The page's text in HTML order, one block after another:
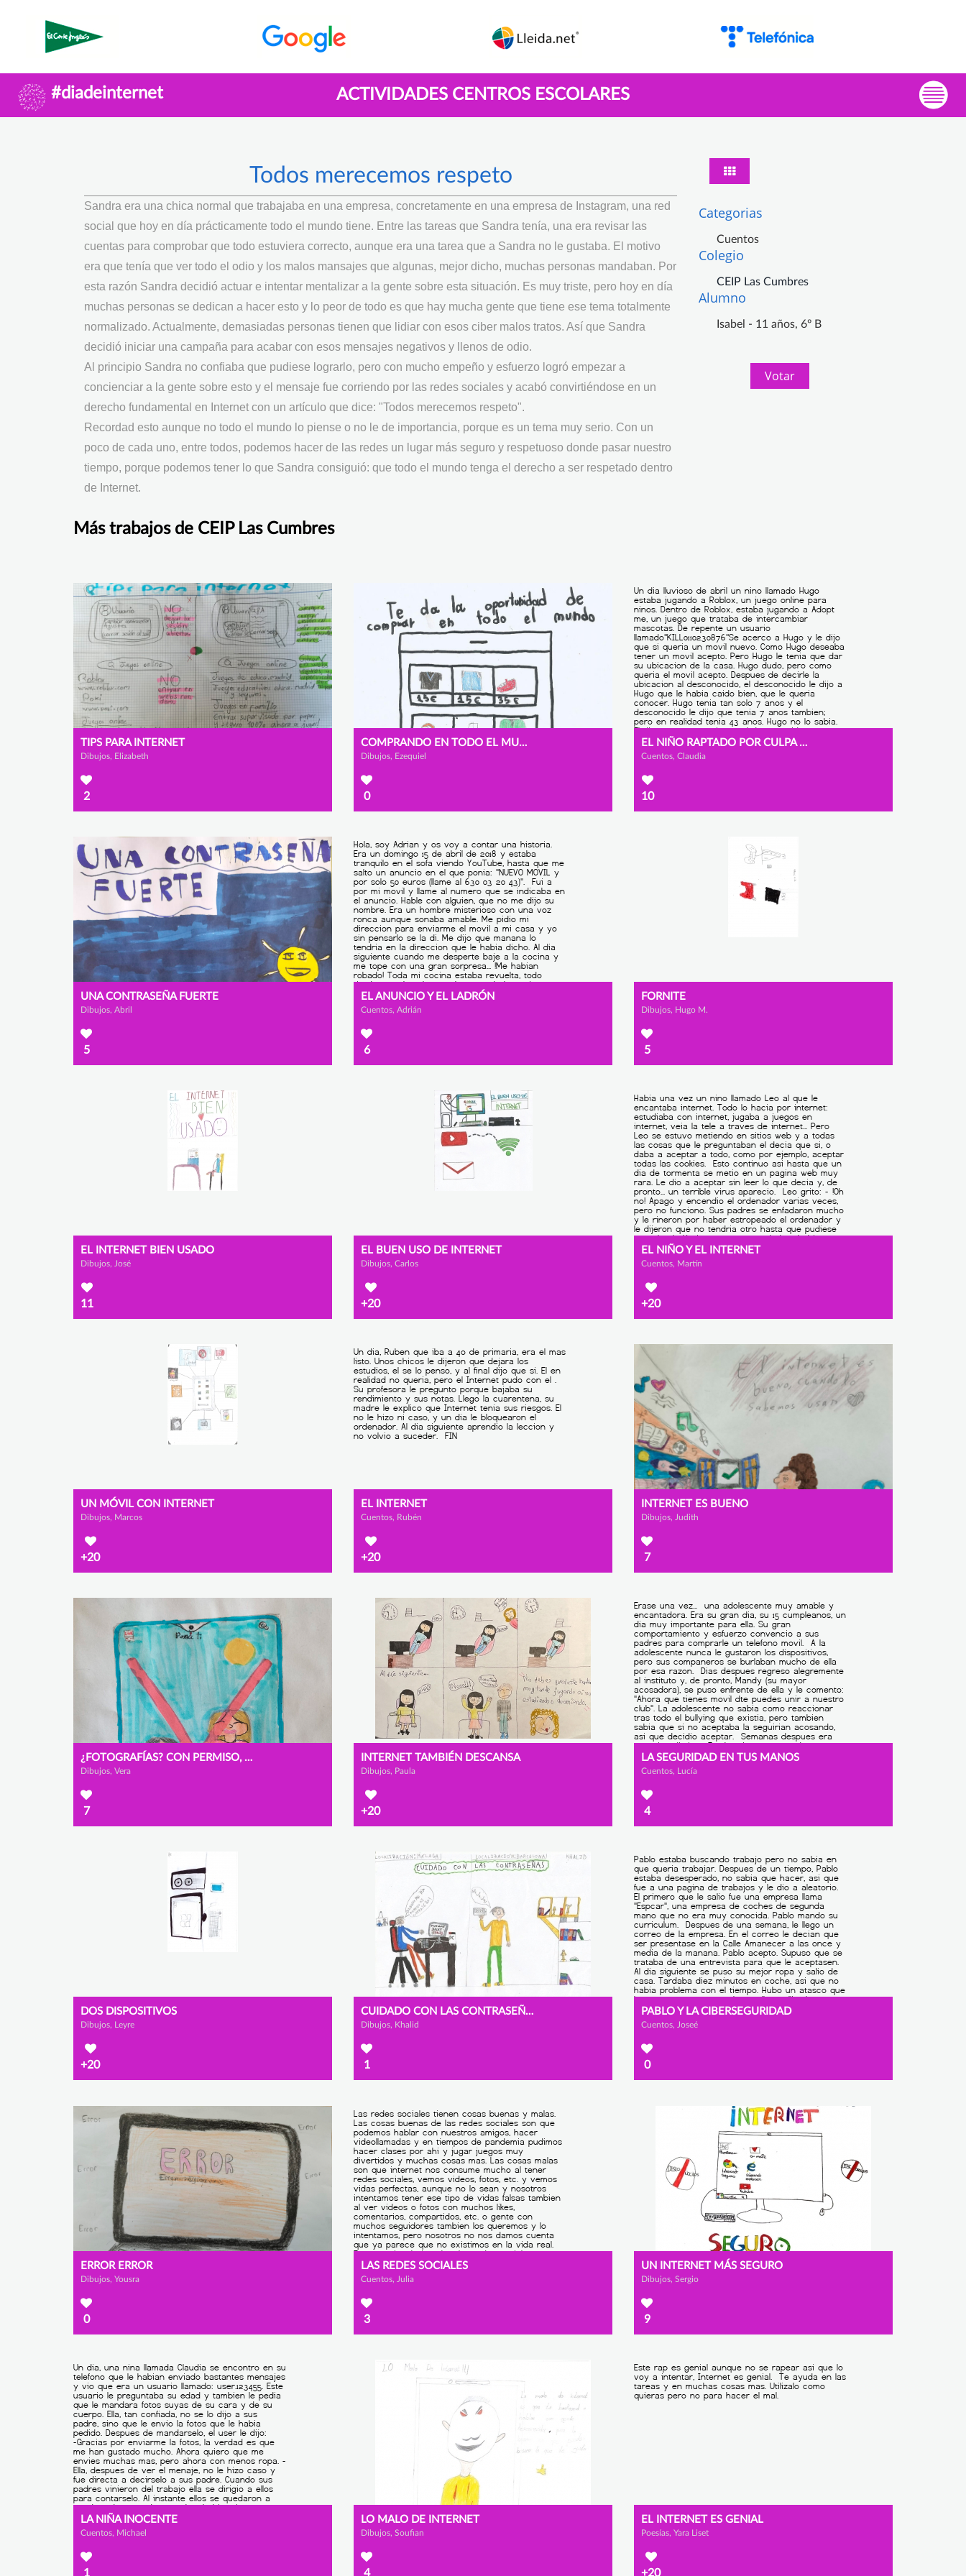
#diadeinternet ACTIVIDADES CENTROS ESCOLARES
Todos merecemos respeto
Sandra era una chica normal que trabajaba en una empresa, concretamente en una empresa de Instagram, una red
social que hoy en día prácticamente todo el mundo tiene. Entre las tareas que Sandra tenía, una era revisar las
cuentas para comprobar que todo estuviera correcto, aunque era una tarea que a Sandra no le gustaba. El motivo
era que tenía que ver todo el odio y los malos mansajes que algunas, mejor dicho, muchas personas mandaban. Por
esta razón Sandra decidió actuar e intentar mentalizar a la gente sobre esta situación. Es muy triste, pero hoy en día
muchas personas se dedican a hacer esto y lo peor de todo es que hay mucha gente que tiene ese tema totalmente
normalizado. Actualmente, demasiadas personas tienen que lidiar con esos ciber malos tratos. Así que Sandra
decidió iniciar una campaña para acabar con esos mensajes negativos y llenos de odio.
Al principio Sandra no confiaba que pudiese lograrlo, pero con mucho empeño y esfuerzo logró empezar a
concienciar a la gente sobre esto y el mensaje fue corriendo por las redes sociales y acabó convirtiéndose en un
derecho fundamental en Internet con un artículo que dice: "Todos merecemos respeto".
Recordad esto aunque no todo el mundo lo piense o no le de importancia, porque es un tema muy serio. Con un
poco de cada uno, entre todos, podemos hacer de las redes un lugar más seguro y respetuoso donde pasar nuestro
tiempo, porque podemos tener lo que Sandra consiguió: que todo el mundo tenga el derecho a ser respetado dentro
de Internet.
Categorias
Cuentos
Colegio
CEIP Las Cumbres
Alumno
Isabel - 11 años, 6º B
Votar
Más trabajos de CEIP Las Cumbres
TIPS PARA INTERNET
Dibujos, Elizabeth
2
COMPRANDO EN TODO EL MUNDO
Dibujos, Ezequiel
0
EL NIÑO RAPTADO POR CULPA DE UN JUEGO PARA NIÑOS
Cuentos, Claudia
10
UNA CONTRASEÑA FUERTE
Dibujos, Abril
5
EL ANUNCIO Y EL LADRÓN
Cuentos, Adrián
6
FORNITE
Dibujos, Hugo M.
5
EL INTERNET BIEN USADO
Dibujos, José
11
EL BUEN USO DE INTERNET
Dibujos, Carlos
+20
EL NIÑO Y EL INTERNET
Cuentos, Martín
+20
UN MÓVIL CON INTERNET
Dibujos, Marcos
+20
EL INTERNET
Cuentos, Rubén
+20
INTERNET ES BUENO
Dibujos, Judith
7
¿FOTOGRAFÍAS? CON PERMISO, GRACIAS
Dibujos, Vera
7
INTERNET TAMBIÉN DESCANSA
Dibujos, Paula
+20
LA SEGURIDAD EN TUS MANOS
Cuentos, Lucía
4
DOS DISPOSITIVOS
Dibujos, Leyre
+20
CUIDADO CON LAS CONTRASEÑAS
Dibujos, Khalid
1
PABLO Y LA CIBERSEGURIDAD
Cuentos, Joseé
0
ERROR ERROR
Dibujos, Yousra
0
LAS REDES SOCIALES
Cuentos, Julia
3
UN INTERNET MÁS SEGURO
Dibujos, Sergio
9
LA NIÑA INOCENTE
Cuentos, Michael
1
LO MALO DE INTERNET
Dibujos, Soufian
4
EL INTERNET ES GENIAL
Poesías, Yara Liset
+20